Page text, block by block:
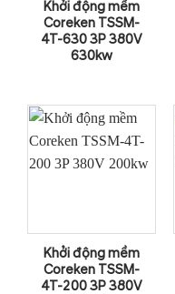
Khởi động mềm
Coreken TSSM-
4T-630 3P 380V
630kw
Khởi động mềm
Coreken TSSM-
4T-200 3P 380V